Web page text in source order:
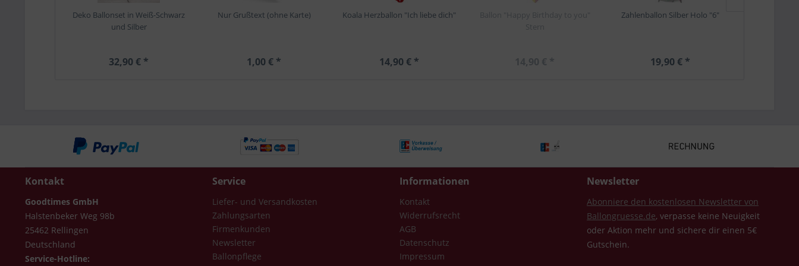
Deko Ballonset in Weiß-Schwarz
und Silber
32,90 € *
Nur Grußtext (ohne Karte)
1,00 € *
Koala Herzballon "Ich liebe dich"
14,90 € *
Ballon "Happy Birthday to you"
Stern
14,90 € *
Zahlenballon Silber Holo "6"
19,90 € *
Kontakt
Goodtimes GmbH
Halstenbeker Weg 98b
25462 Rellingen
Deutschland
Service-Hotline:
Service
Liefer- und Versandkosten
Zahlungsarten
Firmenkunden
Newsletter
Ballonpflege
Informationen
Kontakt
Widerrufsrecht
AGB
Datenschutz
Impressum
Newsletter
Abonniere den kostenlosen Newsletter von
Ballongruesse.de, verpasse keine Neuigkeit
oder Aktion mehr und sichere dir einen 5€
Gutschein.